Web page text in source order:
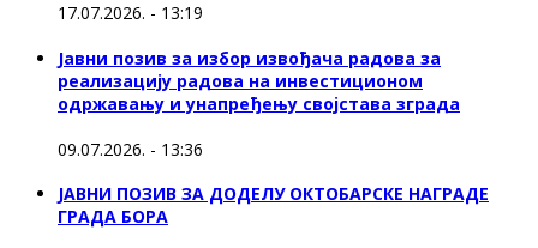
17.07.2026. - 13:19
Јавни позив за избор извођача радова за
реализацију радова на инвестиционом
одржавању и унапређењу својстава зграда
09.07.2026. - 13:36
ЈАВНИ ПОЗИВ ЗА ДОДЕЛУ ОКТOБАРСКЕ НАГРАДЕ
ГРАДА БОРА